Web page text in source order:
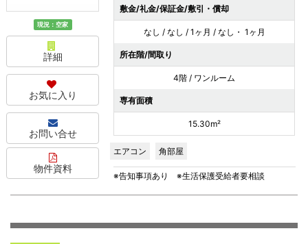
現況：空家
詳細
お気に入り
お問い合せ
物件資料
敷金/礼金/保証金/敷引・償却
なし / なし / 1ヶ月 / なし・ 1ヶ月
所在階/間取り
4階 / ワンルーム
専有面積
15.30m²
エアコン 角部屋
※告知事項あり ※生活保護受給者要相談